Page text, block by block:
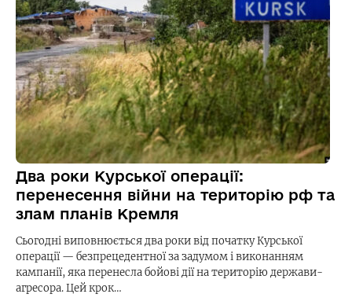
Два роки Курської операції:
перенесення війни на територію рф та
злам планів Кремля
Сьогодні виповнюється два роки від початку Курської
операції — безпрецедентної за задумом і виконанням
кампанії, яка перенесла бойові дії на територію держави-
агресора. Цей крок…